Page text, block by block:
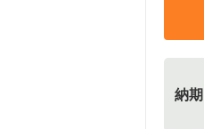
納期